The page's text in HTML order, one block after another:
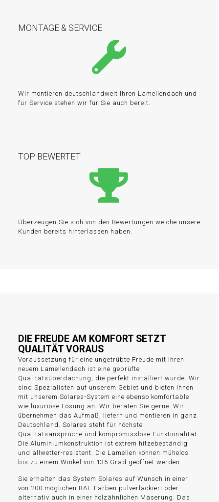
MONTAGE & SERVICE
Wir montieren deutschlandweit Ihren Lamellendach und
für Service stehen wir für Sie auch bereit.
TOP BEWERTET
Überzeugen Sie sich von den Bewertungen welche unsere
Kunden bereits hinterlassen haben.
DIE FREUDE AM KOMFORT SETZT
QUALITÄT VORAUS
Voraussetzung für eine ungetrübte Freude mit Ihren
neuem Lamellendach ist eine geprüfte
Qualitätsüberdachung, die perfekt installiert wurde. Wir
sind Spezialisten auf unserem Gebiet und bieten Ihnen
mit unserem Solares-System eine ebenso komfortable
wie luxuriöse Lösung an. Wir beraten Sie gerne. Wir
übernehmen das Aufmaß, liefern und montieren in ganz
Deutschland. Solares steht für höchste
Qualitätsansprüche und kompromisslose Funktionalität.
Die Aluminiumkonstruktion ist extrem hitzebeständig
und allwetter-resistent. Die Lamellen können mühelos
bis zu einem Winkel von 135 Grad geöffnet werden.
Sie erhalten das System Solares auf Wunsch in einer
von 200 möglichen RAL-Farben pulverlackiert oder
alternativ auch in einer holzähnlichen Maserung. Das